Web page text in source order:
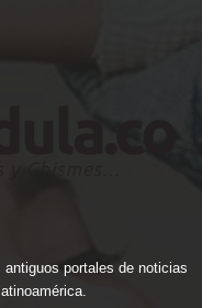
portales de noticias